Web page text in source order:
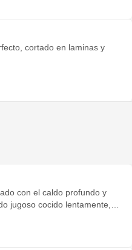
cortado en laminas y
con el caldo profundo y
jugoso cocido lentamente,